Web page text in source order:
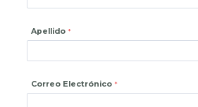
Apellido
Correo Electrónico